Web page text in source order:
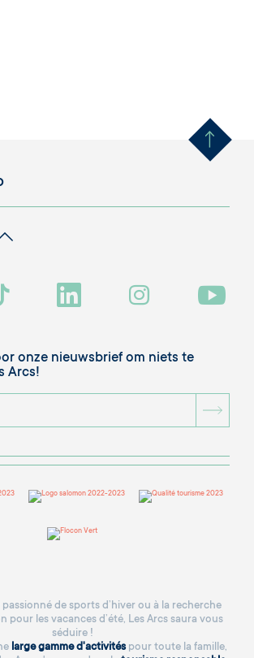
Remonter
onze nieuwsbrief om niets te
Arcs!
de sports d’hiver ou à la recherche
pour les vacances d’été, Les Arcs saura vous
séduire !
large gamme d'activitéspour toute la famille,